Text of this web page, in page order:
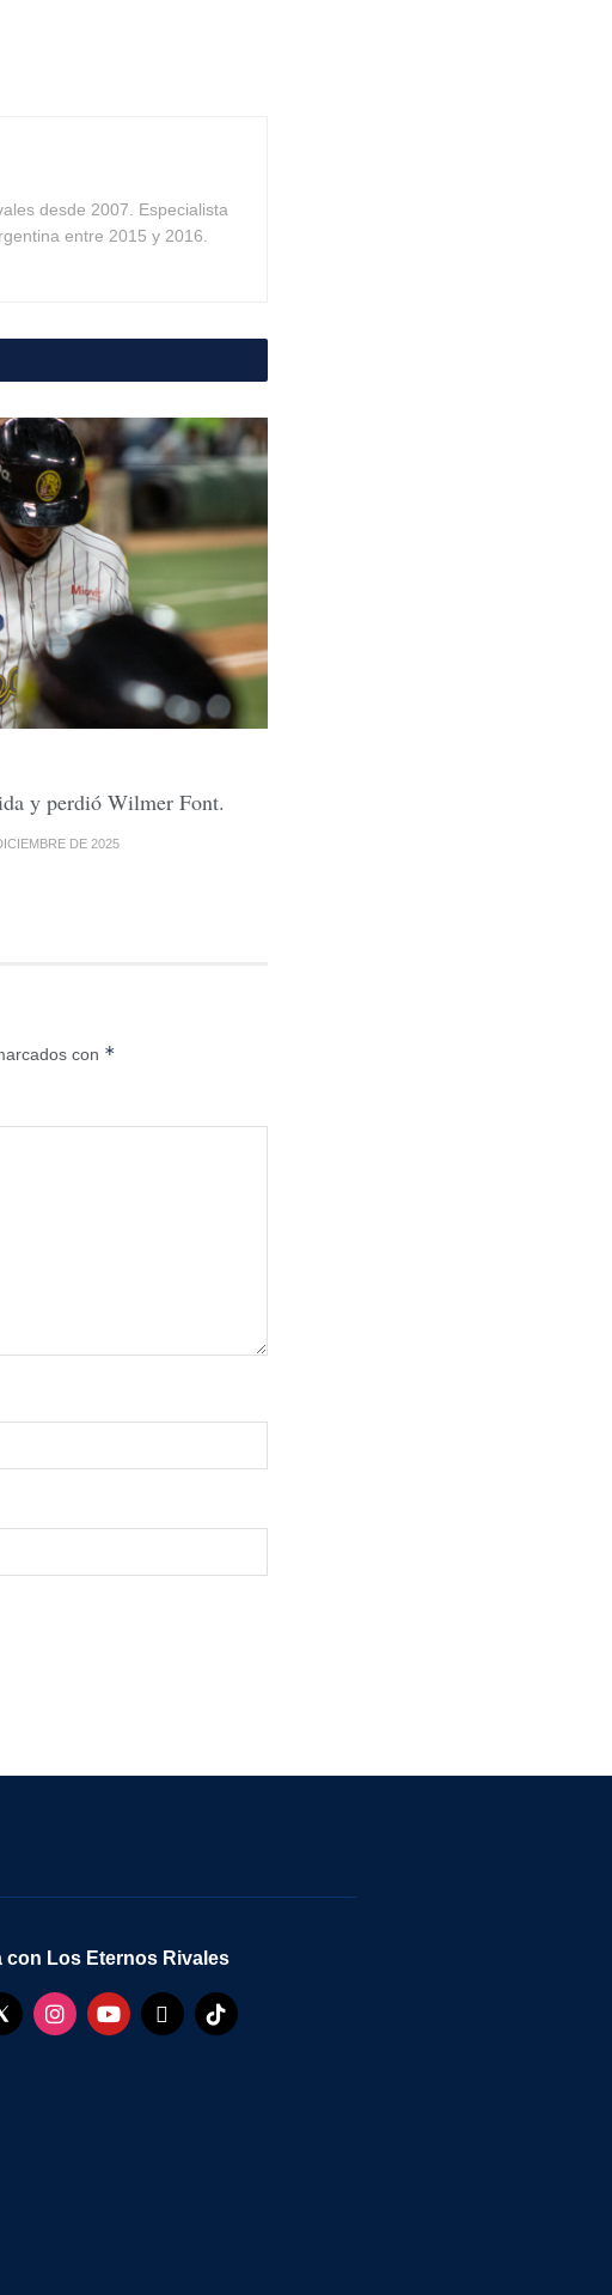
desde 2007. Especialista
entre 2015 y 2016.
y perdió Wilmer Font.
DE 2025
con *
con Los Eternos Rivales